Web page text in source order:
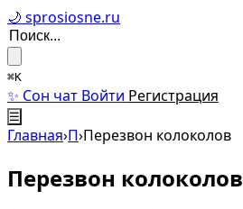
🌙 sprosiosne.ru
⌘K
✨ Сон чат Войти Регистрация
☰
Главная›П›Перезвон колоколов
Перезвон колоколов